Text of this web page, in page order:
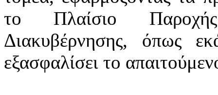
το Πλαίσιο
Διακυβέρνησης, όπως
εξασφαλίσει το